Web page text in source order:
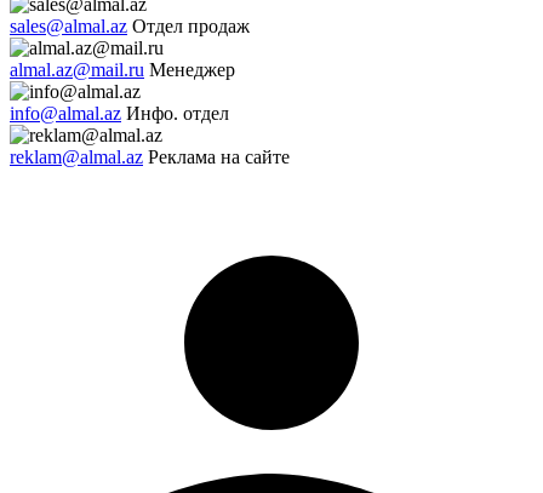
sales@almal.az Отдел продаж
almal.az@mail.ru Менеджер
info@almal.az Инфо. отдел
reklam@almal.az Реклама на сайте